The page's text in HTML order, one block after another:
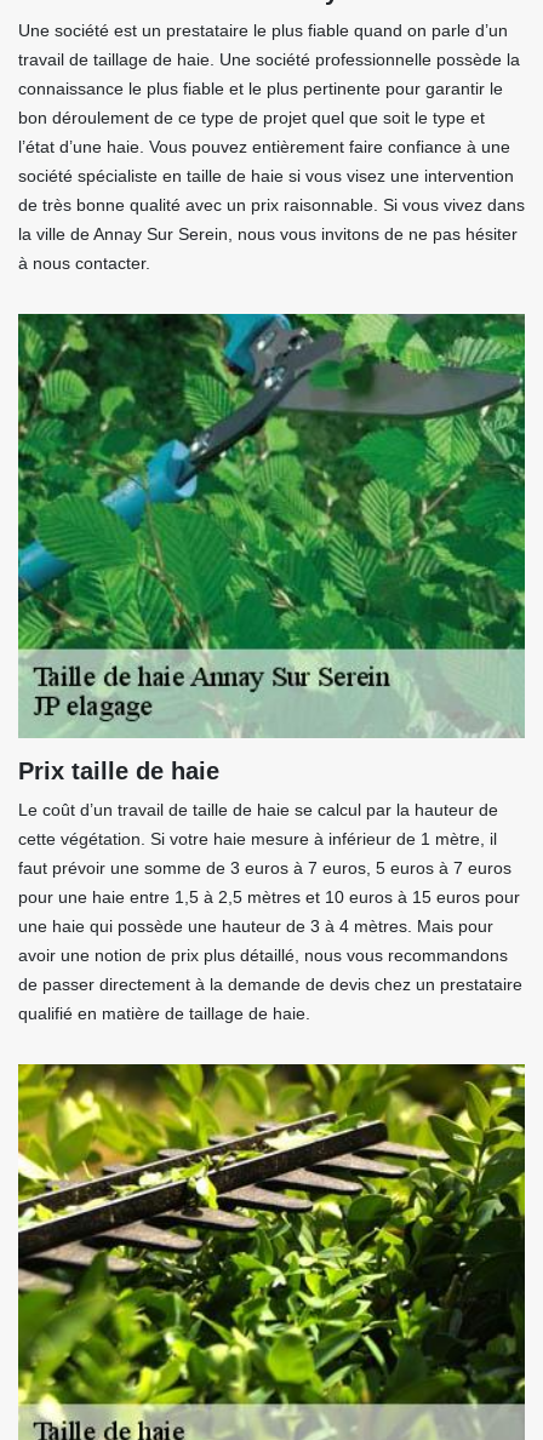
Une société est un prestataire le plus fiable quand on parle d’un
travail de taillage de haie. Une société professionnelle possède la
connaissance le plus fiable et le plus pertinente pour garantir le
bon déroulement de ce type de projet quel que soit le type et
l’état d’une haie. Vous pouvez entièrement faire confiance à une
société spécialiste en taille de haie si vous visez une intervention
de très bonne qualité avec un prix raisonnable. Si vous vivez dans
la ville de Annay Sur Serein, nous vous invitons de ne pas hésiter
à nous contacter.
Prix taille de haie
Le coût d’un travail de taille de haie se calcul par la hauteur de
cette végétation. Si votre haie mesure à inférieur de 1 mètre, il
faut prévoir une somme de 3 euros à 7 euros, 5 euros à 7 euros
pour une haie entre 1,5 à 2,5 mètres et 10 euros à 15 euros pour
une haie qui possède une hauteur de 3 à 4 mètres. Mais pour
avoir une notion de prix plus détaillé, nous vous recommandons
de passer directement à la demande de devis chez un prestataire
qualifié en matière de taillage de haie.